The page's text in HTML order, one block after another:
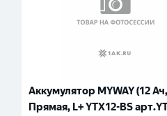
Аккумулятор MYWAY (12
Прямая, L+ YTX12-BS